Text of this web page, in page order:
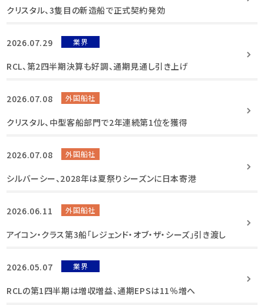
クリスタル、3隻目の新造船で正式契約発効
2026.07.29 業界
RCL、第2四半期決算も好調、通期見通し引き上げ
2026.07.08 外国船社
クリスタル、中型客船部門で2年連続第1位を獲得
2026.07.08 外国船社
シルバーシー、2028年は夏祭りシーズンに日本寄港
2026.06.11 外国船社
アイコン・クラス第3船「レジェンド・オブ・ザ・シーズ」引き渡し
2026.05.07 業界
RCLの第1四半期は増収増益、通期EPSは11％増へ